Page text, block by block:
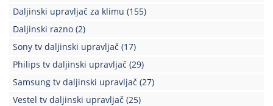
Elektronske
komponente
Elektronske
komponente
Daljinski upravljač za klimu (155)
Daljinski razno (2)
Sony tv daljinski upravljač (17)
Philips tv daljinski upravljač (29)
Samsung tv daljinski upravljač (27)
Vestel tv daljinski upravljač (25)